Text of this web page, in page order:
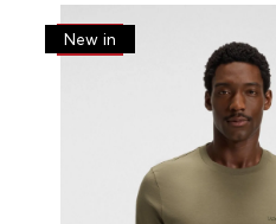
-30%
New in